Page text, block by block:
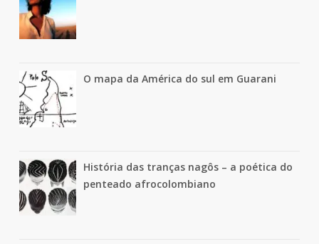
O mapa da América do sul em Guarani
História das tranças nagôs – a poética do
penteado afrocolombiano